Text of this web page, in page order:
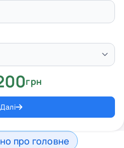
грн
Далі
про головне